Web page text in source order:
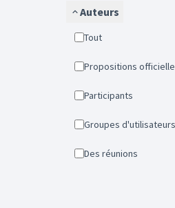
Auteurs
Tout
Propositions
Participants
Groupes d'utilisateurs
Des réunions